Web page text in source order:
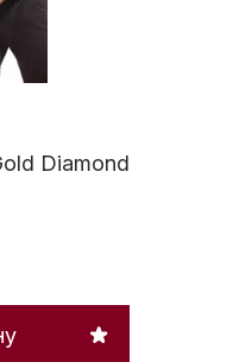
Diamond